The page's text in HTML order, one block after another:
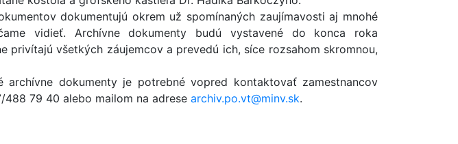
dokumentujú okrem už spomínaných zaujímavosti aj mnohé
vidieť. Archívne dokumenty budú vystavené do konca roka
privítajú všetkých záujemcov a prevedú ich, síce rozsahom skromnou,
dokumenty je potrebné vopred kontaktovať zamestnancov
79 40 alebo mailom na adrese archiv.po.vt@minv.sk.